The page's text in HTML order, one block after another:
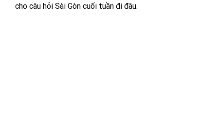
cho câu hỏi Sài Gòn cuối tuần đi đâu.